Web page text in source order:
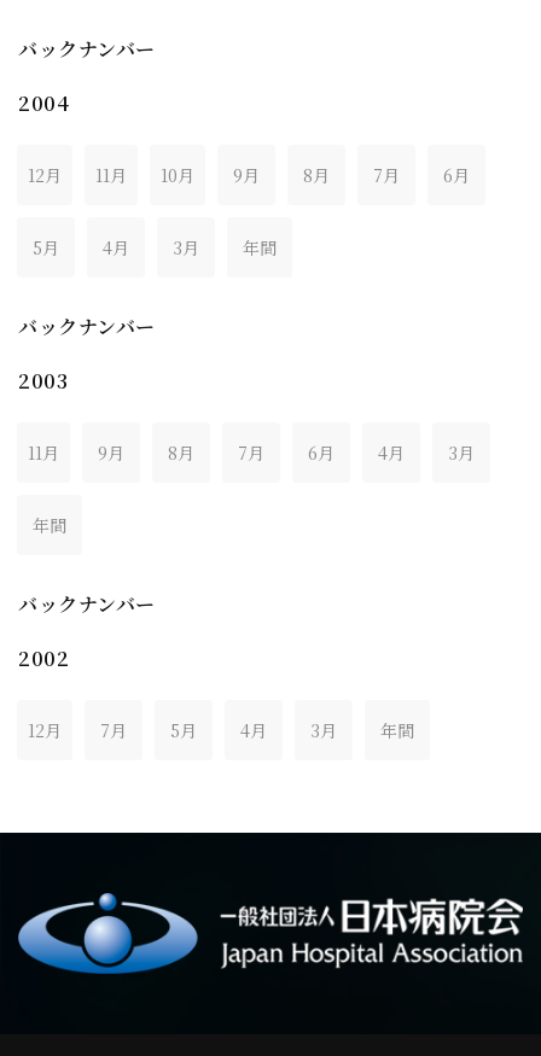
バックナンバー
2004
12月 11月 10月 9月 8月 7月 6月
5月 4月 3月 年間
バックナンバー
2003
11月 9月 8月 7月 6月 4月 3月
年間
バックナンバー
2002
12月 7月 5月 4月 3月 年間